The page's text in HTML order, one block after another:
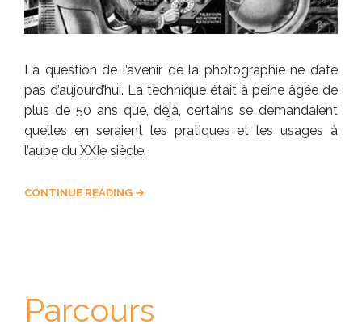
La question de l’avenir de la photographie ne date
pas d’aujourd’hui. La technique était à peine âgée de
plus de 50 ans que, déjà, certains se demandaient
quelles en seraient les pratiques et les usages à
l’aube du XXIe siècle.
CONTINUE READING →
Parcours